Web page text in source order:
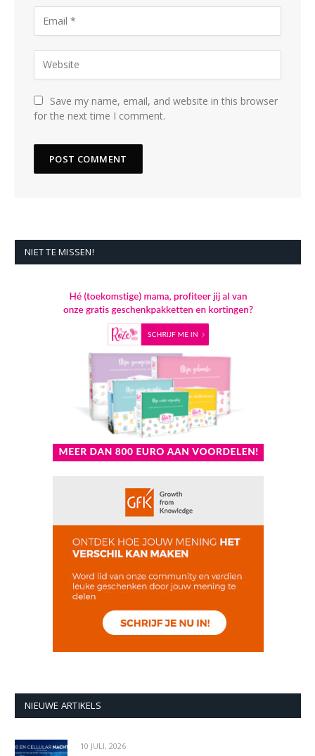
Save my name, email, and website in this browser
for the next time I comment.
NIET TE MISSEN!
NIEUWE ARTIKELS
10 JULI, 2026